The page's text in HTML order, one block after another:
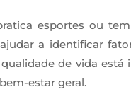
esportes ou
a identificar
de vida está
estar geral.